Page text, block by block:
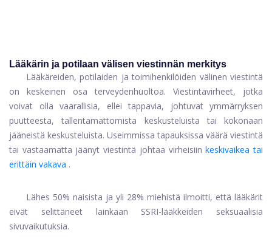
Lääkärin ja potilaan välisen viestinnän merkitys
Lääkäreiden, potilaiden ja toimihenkilöiden välinen viestintä
on keskeinen osa terveydenhuoltoa. Viestintävirheet, jotka
voivat olla vaarallisia, ellei tappavia, johtuvat ymmärryksen
puutteesta, tallentamattomista keskusteluista tai kokonaan
jääneistä keskusteluista. Useimmissa tapauksissa väärä viestintä
tai vastaamatta jäänyt viestintä johtaa virheisiin keskivaikea tai
erittäin vakava .
Lähes 50% naisista ja yli 28% miehistä ilmoitti, että lääkärit
eivät selittäneet lainkaan SSRI-lääkkeiden seksuaalisia
sivuvaikutuksia.